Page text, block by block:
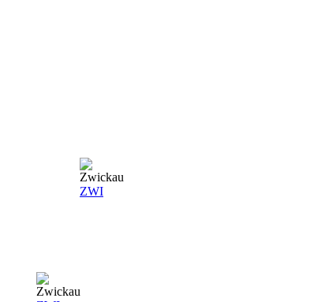
ZWI